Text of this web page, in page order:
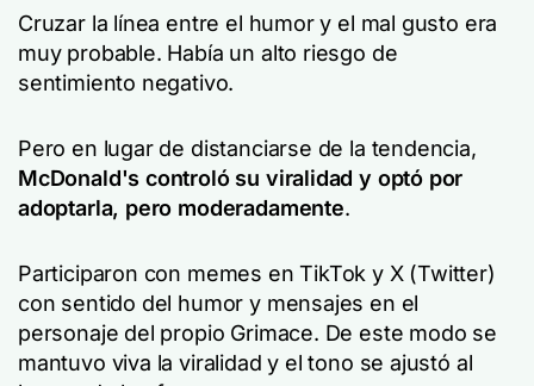
Cruzar la línea entre el humor y el mal gusto era
muy probable. Había un alto riesgo de
sentimiento negativo.
Pero en lugar de distanciarse de la tendencia,
McDonald's controló su viralidad y optó por
adoptarla, pero moderadamente.
Participaron con memes en TikTok y X (Twitter)
con sentido del humor y mensajes en el
personaje del propio Grimace. De este modo se
mantuvo viva la viralidad y el tono se ajustó al